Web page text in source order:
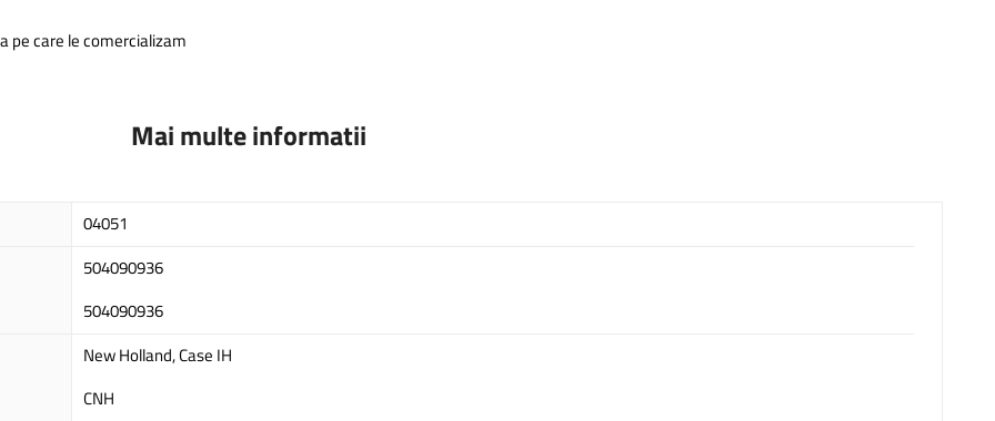
pe care le comercializam
Mai multe informatii
04051
504090936
504090936
New Holland, Case IH
CNH